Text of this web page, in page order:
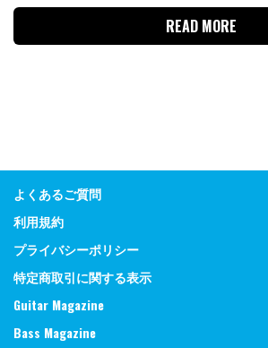
READ MORE
よくあるご質問
利用規約
プライバシーポリシー
特定商取引に関する表示
Guitar Magazine
Bass Magazine